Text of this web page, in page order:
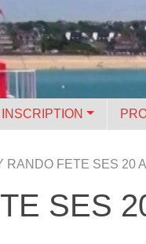
INSCRIPTION
RANDO FETE SES 20
SES